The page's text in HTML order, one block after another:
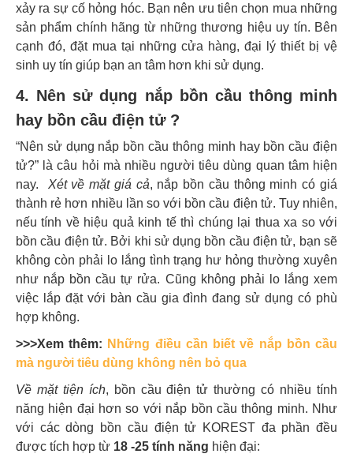
xảy ra sự cố hỏng hóc. Bạn nên ưu tiên chọn mua những
sản phẩm chính hãng từ những thương hiệu uy tín. Bên
cạnh đó, đặt mua tại những cửa hàng, đại lý thiết bị vệ
sinh uy tín giúp bạn an tâm hơn khi sử dụng.
4. Nên sử dụng nắp bồn cầu thông minh
hay bồn cầu điện tử ?
“Nên sử dụng nắp bồn cầu thông minh hay bồn cầu điện
tử?” là câu hỏi mà nhiều người tiêu dùng quan tâm hiện
nay.
Xét về mặt giá cả, nắp bồn cầu thông minh có giá
thành rẻ hơn nhiều lần so với bồn cầu điện tử. Tuy nhiên,
nếu tính về hiệu quả kinh tế thì chúng lại thua xa so với
bồn cầu điện tử. Bởi khi sử dụng bồn cầu điện tử, bạn sẽ
không còn phải lo lắng tình trạng hư hỏng thường xuyên
như nắp bồn cầu tự rửa. Cũng không phải lo lắng xem
việc lắp đặt với bàn cầu gia đình đang sử dụng có phù
hợp không.
>>>Xem thêm: Những điều cần biết về nắp bồn cầu
mà người tiêu dùng không nên bỏ qua
Về mặt tiện ích, bồn cầu điện tử thường có nhiều tính
năng hiện đại hơn so với nắp bồn cầu thông minh. Như
với các dòng bồn cầu điện tử KOREST đa phần đều
được tích hợp từ 18 -25 tính năng hiện đại: